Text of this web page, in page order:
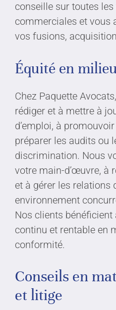
conseille sur toutes
commerciales et vous
vos fusions,
Équité en
Chez Paquette
rédiger et à mettre à
d’emploi, à
préparer les audits ou
discrimination. Nous
votre main-d’œuvre, à
et à gérer les relations
environnement
Nos clients bénéficient
continu et rentable en
conformité.
Conseils en
et litige